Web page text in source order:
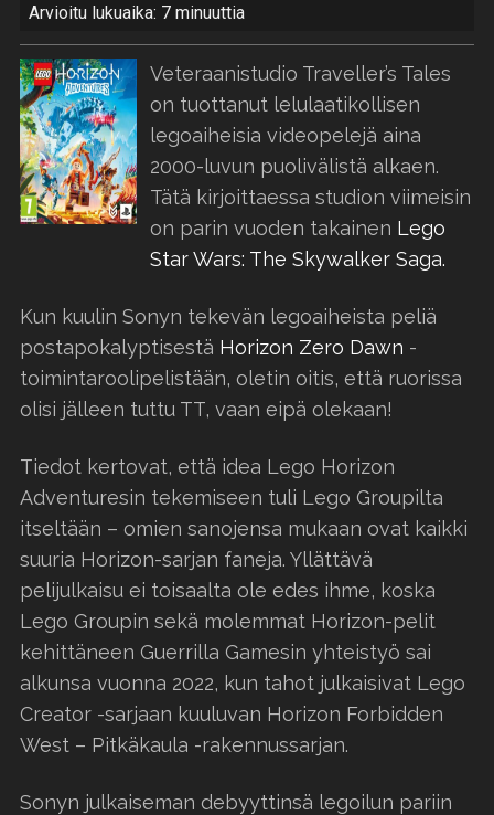
Arvioitu lukuaika: 7 minuuttia
Veteraanistudio Traveller’s Tales
on tuottanut lelulaatikollisen
legoaiheisia videopelejä aina
2000-luvun puolivälistä alkaen.
Tätä kirjoittaessa studion viimeisin
on parin vuoden takainen Lego
Star Wars: The Skywalker Saga.
Kun kuulin Sonyn tekevän legoaiheista peliä
postapokalyptisestä Horizon Zero Dawn -
toimintaroolipelistään, oletin oitis, että ruorissa
olisi jälleen tuttu TT, vaan eipä olekaan!
Tiedot kertovat, että idea Lego Horizon
Adventuresin tekemiseen tuli Lego Groupilta
itseltään – omien sanojensa mukaan ovat kaikki
suuria Horizon-sarjan faneja. Yllättävä
pelijulkaisu ei toisaalta ole edes ihme, koska
Lego Groupin sekä molemmat Horizon-pelit
kehittäneen Guerrilla Gamesin yhteistyö sai
alkunsa vuonna 2022, kun tahot julkaisivat Lego
Creator -sarjaan kuuluvan Horizon Forbidden
West – Pitkäkaula -rakennussarjan.
Sonyn julkaiseman debyyttinsä legoilun pariin